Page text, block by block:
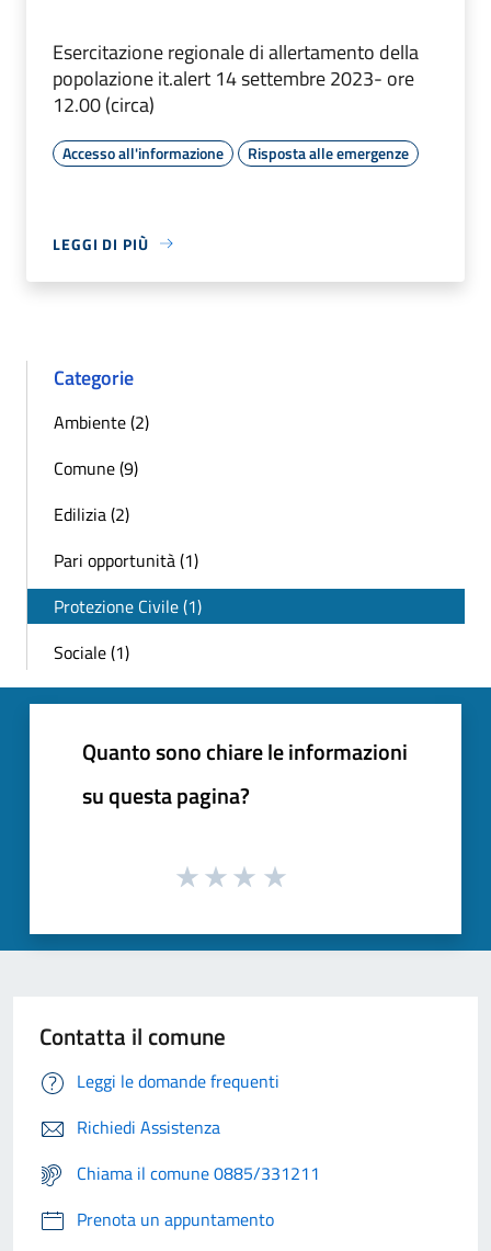
Esercitazione regionale di allertamento della
popolazione it.alert 14 settembre 2023- ore
12.00 (circa)
Accesso all'informazione Risposta alle emergenze
LEGGI DI PIÙ
Categorie
Ambiente (2)
Comune (9)
Edilizia (2)
Pari opportunità (1)
Protezione Civile (1)
Sociale (1)
Quanto sono chiare le informazioni
su questa pagina?
Contatta il comune
Leggi le domande frequenti
Richiedi Assistenza
Chiama il comune 0885/331211
Prenota un appuntamento